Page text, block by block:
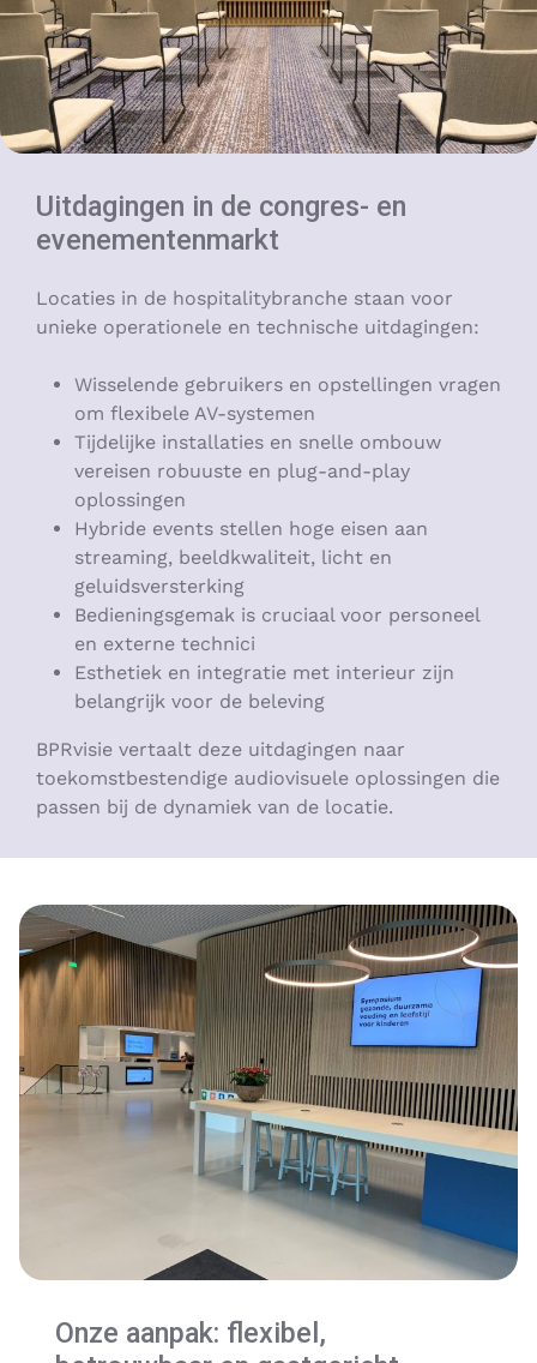
Uitdagingen in de congres- en
evenementenmarkt
Locaties in de hospitalitybranche staan voor
unieke operationele en technische uitdagingen:
Wisselende gebruikers en opstellingen vragen
om flexibele AV-systemen
Tijdelijke installaties en snelle ombouw
vereisen robuuste en plug-and-play
oplossingen
Hybride events stellen hoge eisen aan
streaming, beeldkwaliteit, licht en
geluidsversterking
Bedieningsgemak is cruciaal voor personeel
en externe technici
Esthetiek en integratie met interieur zijn
belangrijk voor de beleving
BPRvisie vertaalt deze uitdagingen naar
toekomstbestendige audiovisuele oplossingen die
passen bij de dynamiek van de locatie.
Onze aanpak: flexibel,